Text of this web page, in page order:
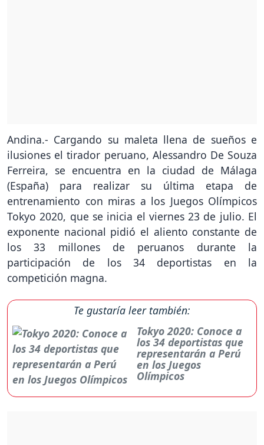
Andina.- Cargando su maleta llena de sueños e
ilusiones el tirador peruano, Alessandro De Souza
Ferreira, se encuentra en la ciudad de Málaga
(España) para realizar su última etapa de
entrenamiento con miras a los Juegos Olímpicos
Tokyo 2020, que se inicia el viernes 23 de julio. El
exponente nacional pidió el aliento constante de
los 33 millones de peruanos durante la
participación de los 34 deportistas en la
competición magna.
Te gustaría leer también:
Tokyo 2020: Conoce a
los 34 deportistas que
representarán a Perú
en los Juegos
Olímpicos